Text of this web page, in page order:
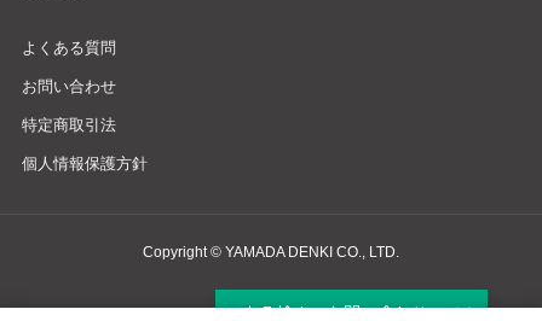
よくある質問
お問い合わせ
特定商取引法
個人情報保護方針
Copyright © YAMADA DENKI CO., LTD.
商品検索・お問い合わせ